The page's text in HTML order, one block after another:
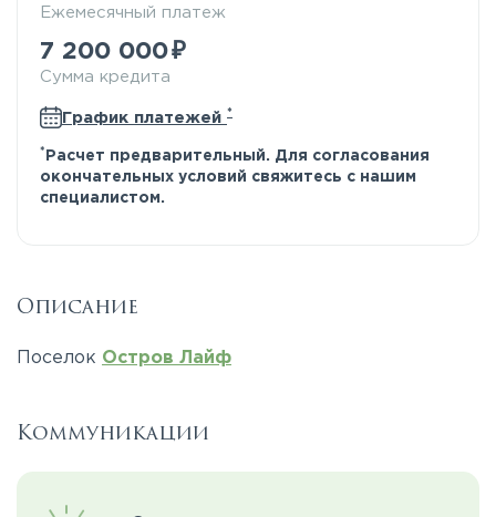
Ежемесячный платеж
7 200 000
Сумма кредита
График платежей *
* Расчет предварительный. Для согласования
окончательных условий свяжитесь с нашим
специалистом.
Описание
Поселок Остров Лайф
Коммуникации